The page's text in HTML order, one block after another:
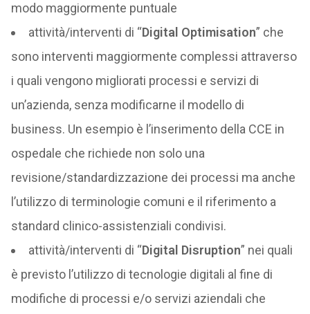
modo maggiormente puntuale
attività/interventi di “Digital Optimisation” che
sono interventi maggiormente complessi attraverso
i quali vengono migliorati processi e servizi di
un’azienda, senza modificarne il modello di
business. Un esempio è l’inserimento della CCE in
ospedale che richiede non solo una
revisione/standardizzazione dei processi ma anche
l’utilizzo di terminologie comuni e il riferimento a
standard clinico-assistenziali condivisi.
attività/interventi di “Digital Disruption” nei quali
è previsto l’utilizzo di tecnologie digitali al fine di
modifiche di processi e/o servizi aziendali che